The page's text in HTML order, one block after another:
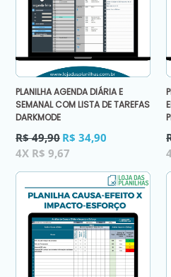
PLANILHA AGENDA DIÁRIA E
SEMANAL COM LISTA DE TAREFAS
DARKMODE
Preço
normal
R$ 49,90 R$ 34,90
4X R$ 9,67